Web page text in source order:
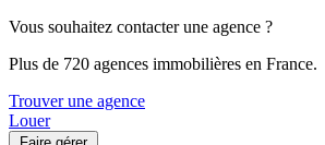
Vous souhaitez contacter une agence ?
Plus de 720 agences immobilières en France.
Trouver une agence
Louer